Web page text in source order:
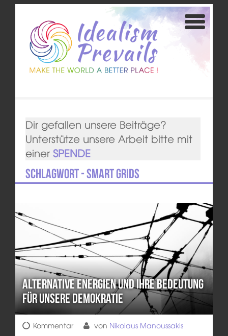
Dir gefallen unsere Beiträge?
Unterstütze unsere Arbeit bitte mit
einer SPENDE
Schlagwort - Smart Grids
Alternative Energien und ihre Bedeutung
für unsere Demokratie
Kommentar von Nikolaus Manoussakis